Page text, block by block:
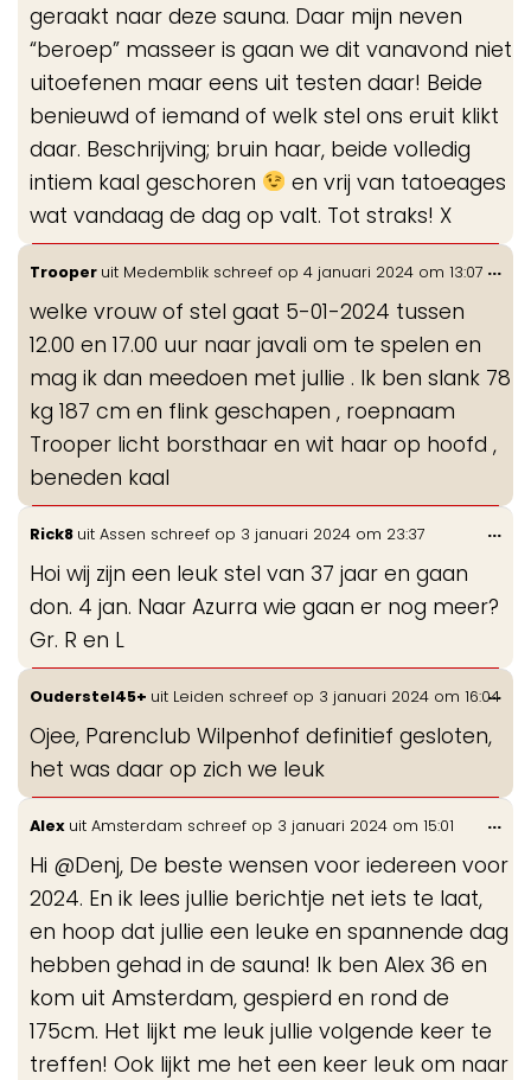
geraakt naar deze sauna. Daar mijn neven
“beroep” masseer is gaan we dit vanavond niet
uitoefenen maar eens uit testen daar! Beide
benieuwd of iemand of welk stel ons eruit klikt
daar. Beschrijving; bruin haar, beide volledig
intiem kaal geschoren
en vrij van tatoeages
wat vandaag de dag op valt. Tot straks! X
Trooper uit Medemblik schreef op 4 januari 2024 om 13:07
welke vrouw of stel gaat 5-01-2024 tussen
12.00 en 17.00 uur naar javali om te spelen en
mag ik dan meedoen met jullie . Ik ben slank 78
kg 187 cm en flink geschapen , roepnaam
Trooper licht borsthaar en wit haar op hoofd ,
beneden kaal
...
Rick8 uit Assen schreef op 3 januari 2024 om 23:37
Hoi wij zijn een leuk stel van 37 jaar en gaan
don. 4 jan. Naar Azurra wie gaan er nog meer?
Gr. R en L
...
Ouderstel45+ uit Leiden schreef op 3 januari 2024 om 16:04
Ojee, Parenclub Wilpenhof definitief gesloten,
het was daar op zich we leuk
...
Alex uit Amsterdam schreef op 3 januari 2024 om 15:01
Hi @Denj, De beste wensen voor iedereen voor
2024. En ik lees jullie berichtje net iets te laat,
en hoop dat jullie een leuke en spannende dag
hebben gehad in de sauna! Ik ben Alex 36 en
kom uit Amsterdam, gespierd en rond de
175cm. Het lijkt me leuk jullie volgende keer te
treffen! Ook lijkt me het een keer leuk om naar
...